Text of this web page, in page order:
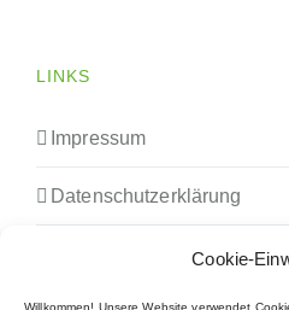
Cookie-
Willkommen! Unsere Website verwendet
LINKS
Impressum
Datenschutzerklärung